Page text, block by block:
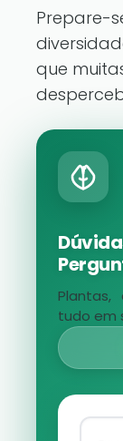
Prepare-
que
Plantas,
tudo em